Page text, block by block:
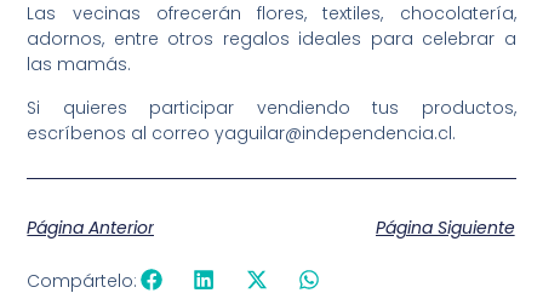
Las vecinas ofrecerán flores, textiles, chocolatería,
adornos, entre otros regalos ideales para celebrar a
las mamás.
Si quieres participar vendiendo tus productos,
escríbenos al correo yaguilar@independencia.cl.
Página Anterior Página Siguiente
Compártelo: